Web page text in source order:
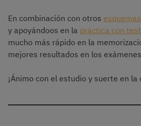
En combinación con otros esquemas
y apoyándoos en la práctica con test
mucho más rápido en la
mejores resultados en los
¡Ánimo con el estudio y suerte en la